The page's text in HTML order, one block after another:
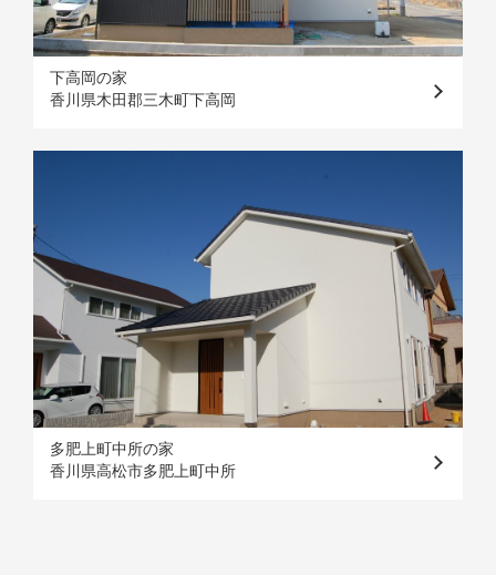
下高岡の家
香川県木田郡三木町下高岡
多肥上町中所の家
香川県高松市多肥上町中所